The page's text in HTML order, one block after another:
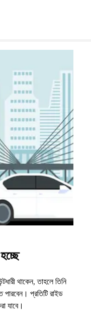
থাকেন, তাহলে তিনি
পারবেন। প্রতিটি রাইড
যাবে।